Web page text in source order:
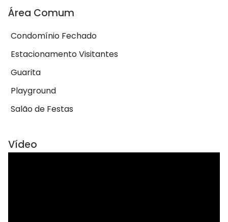
Área Comum
Condomínio Fechado
Estacionamento Visitantes
Guarita
Playground
Salão de Festas
Vídeo